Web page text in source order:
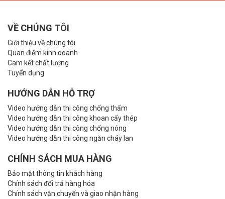
VỀ CHÚNG TÔI
Giới thiệu về chúng tôi
Quan điểm kinh doanh
Cam kết chất lượng
Tuyển dụng
HƯỚNG DẪN HỖ TRỢ
Video hướng dẫn thi công chống thấm
Video hướng dẫn thi công khoan cấy thép
Video hướng dẫn thi công chống nóng
Video hướng dẫn thi công ngăn cháy lan
CHÍNH SÁCH MUA HÀNG
Bảo mật thông tin khách hàng
Chính sách đổi trả hàng hóa
Chính sách vận chuyển và giao nhận hàng